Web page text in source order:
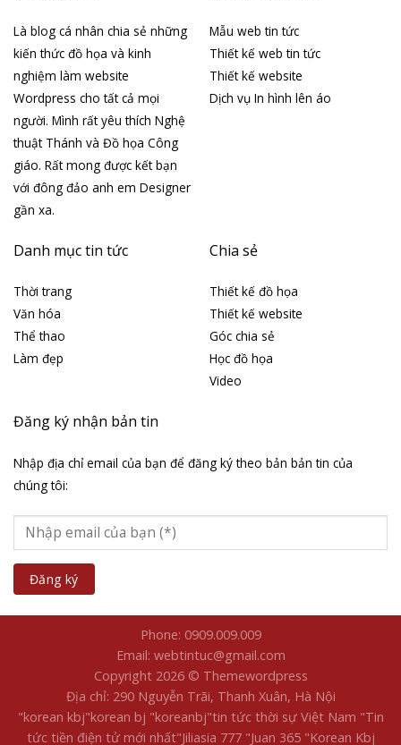
Là blog cá nhân chia sẻ những
kiến thức đồ họa và kinh
nghiệm làm website
Wordpress cho tất cả mọi
người. Mình rất yêu thích Nghệ
thuật Thánh và Đồ họa Công
giáo. Rất mong được kết bạn
với đông đảo anh em Designer
gần xa.
Mẫu web tin tức
Thiết kế web tin tức
Thiết kế website
Dịch vụ In hình lên áo
Danh mục tin tức
Thời trang
Văn hóa
Thể thao
Làm đẹp
Chia sẻ
Thiết kế đồ họa
Thiết kế website
Góc chia sẻ
Học đồ họa
Video
Đăng ký nhận bản tin
Nhập địa chỉ email của bạn để đăng ký theo bản bản tin của
chúng tôi:
Phone: 0909.009.009
Email: webtintuc@gmail.com
Copyright 2026 © Themewordpress
Địa chỉ: 290 Nguyễn Trãi, Thanh Xuân, Hà Nội
"korean kbj​"korean bj "koreanbj​"tin tức thời sự Việt Nam "Tin
tức tiền điện tử mới nhất​"Jiliasia 777 "Juan 365 "Korean Kbj